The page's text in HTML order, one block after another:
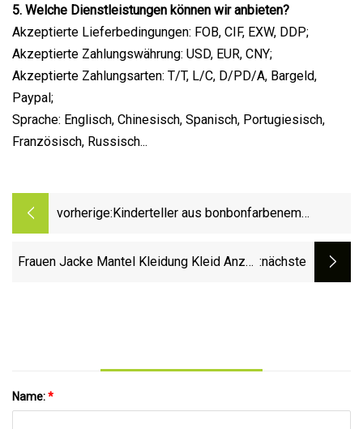
5. Welche Dienstleistungen können wir anbieten?
Akzeptierte Lieferbedingungen: FOB, CIF, EXW, DDP;
Akzeptierte Zahlungswährung: USD, EUR, CNY;
Akzeptierte Zahlungsarten: T/T, L/C, D/PD/A, Bargeld,
Paypal;
Sprache: Englisch, Chinesisch, Spanisch, Portugiesisch,
Französisch, Russisch...
vorherige: Kinderteller aus bonbonfarbenem
bonbonfarbener Trennteller aus Silikon
Frauen Jacke Mantel Kleidung Kleid Anzug :nächste
Name:*